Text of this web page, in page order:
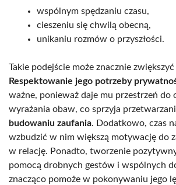
wspólnym spędzaniu czasu,
cieszeniu się chwilą obecną,
unikaniu rozmów o przyszłości.
Takie podejście może znacznie
Respektowanie jego potrzeby
ważne, ponieważ daje mu przestrzeń do
wyrażania obaw, co sprzyja
budowaniu zaufania. Dodatkowo, czas
wzbudzić w nim większą motywację do
w relację. Ponadto, tworzenie
pomocą drobnych gestów i wspólnych
znacząco pomoże w pokonywaniu jego